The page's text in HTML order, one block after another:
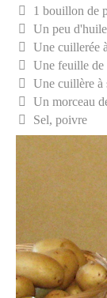
1 bouillon de
Un peu d'huile
Une cuillerée
Une feuille de
Une cuillère à
Un morceau
Sel, poivre